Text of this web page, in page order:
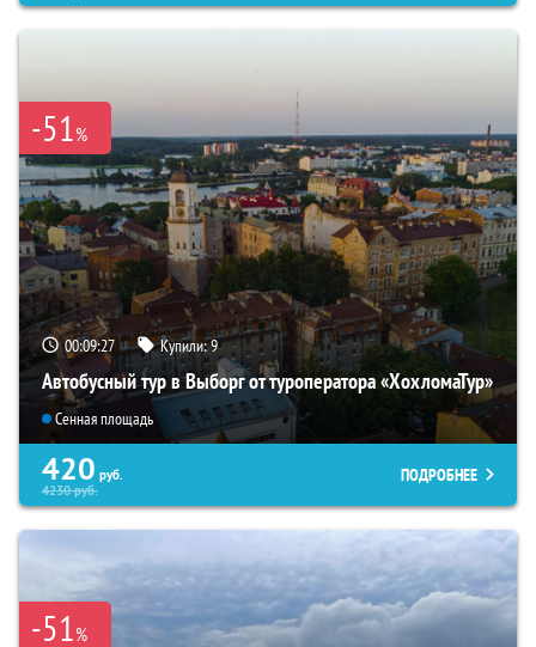
-51%
00:09:26 Купили:9
Автобусный тур в Выборг от туроператора «ХохломаТур»
Сенная площадь
420 руб.
4230руб.
ПОДРОБНЕЕ
-51%